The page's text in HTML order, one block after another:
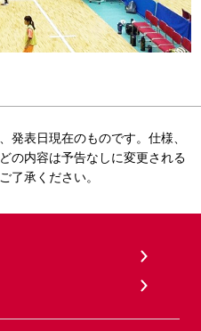
発表日現在のものです。仕様、
の内容は予告なしに変更される
了承ください。